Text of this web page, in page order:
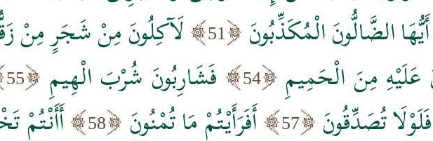
الضَّالُّونَ الْمُكَذِّبُونَ 51 لَآكِلُونَ مِنْ شَجَرٍ مِنْ
عَلَيْهِ مِنَ الْحَمِيمِ 54 فَشَارِبُونَ شُرْبَ الْهِيمِ 55
تُصَدِّقُونَ 57 أَفَرَأَيْتُمْ مَا تُمْنُونَ 58 أَأَنْتُمْ